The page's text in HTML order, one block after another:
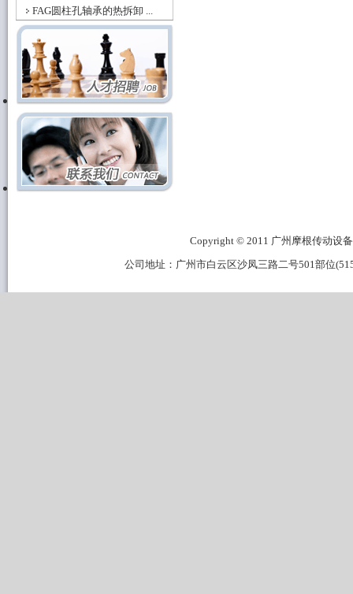
FAG圆柱孔轴承的热拆卸 ...
Copyright © 2011 广州摩根传动设
公司地址：广州市白云区沙凤三路二号501部位